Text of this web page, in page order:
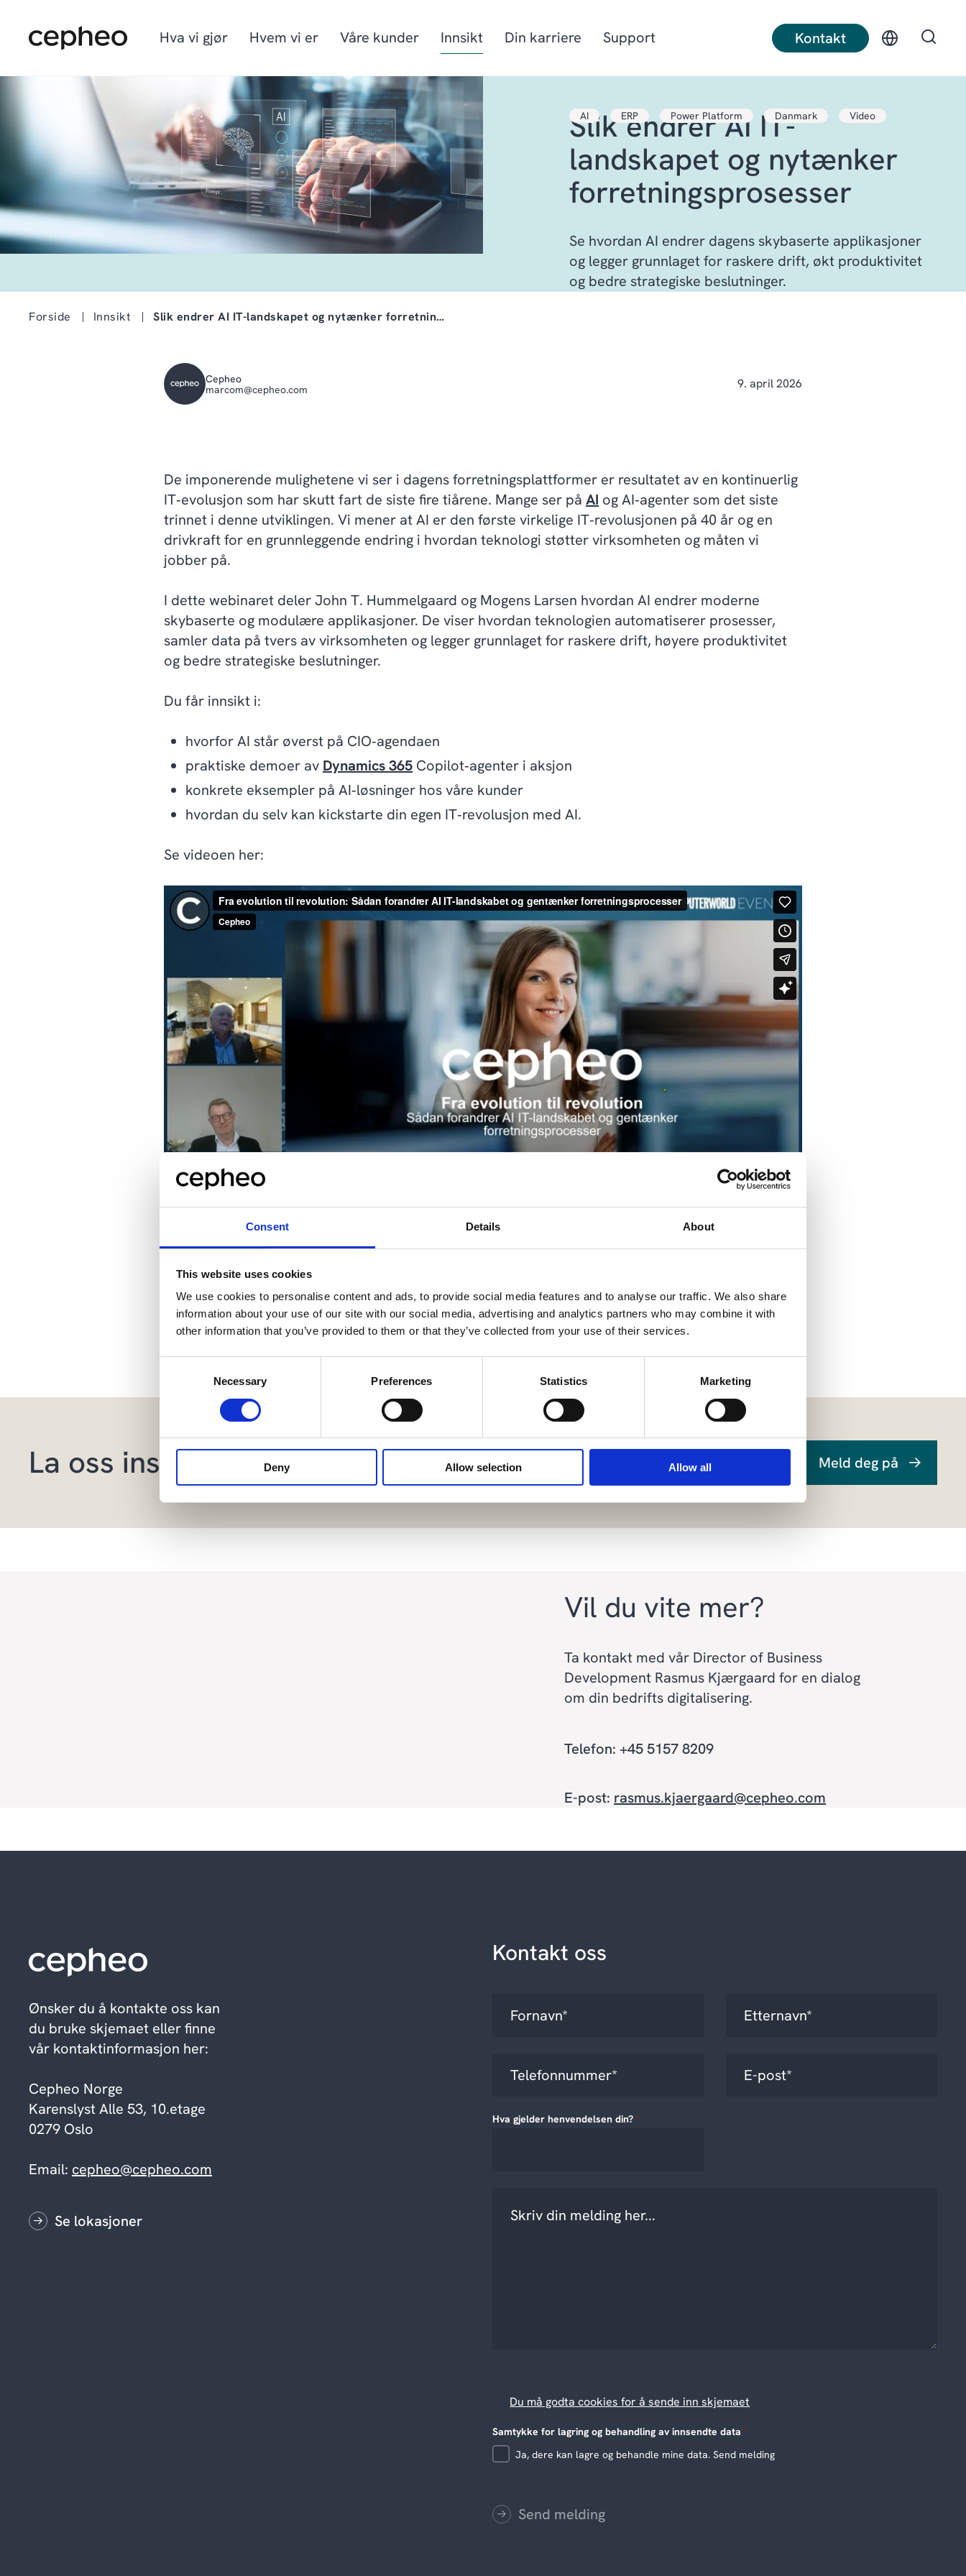
Consent Details About
This website uses cookies
We use cookies to personalise content and ads, to provide social media features and to analyse our traffic. We also share
information about your use of our site with our social media, advertising and analytics partners who may combine it with
other information that you’ve provided to them or that they’ve collected from your use of their services.
Necessary Preferences Statistics Marketing
Deny Allow selection Allow all
hovedinnhold
Hva vi gjør
Industrier Produksjon Prosjektorientert produksjon
Diskret produksjon
Mat & drikke
Fiskeri- og havbruksnæring
Bygg
Detaljhandel & Distribusjon
Energi
Løsninger
Cepheo Evergreen
Hvem vi er
Vi er Cepheo
Hvordan vi jobber
Våre kunder Innsikt Din karriere
Ledige stillinger
Graduate program
Support Kontakt
AI ERP Power Platform Danmark Video
Slik endrer AI IT-
landskapet og nytænker
forretningsprosesser
Se hvordan AI endrer dagens skybaserte applikasjoner
og legger grunnlaget for raskere drift, økt produktivitet
og bedre strategiske beslutninger.
Forside Innsikt Slik endrer AI IT-landskapet og nytænker forretnin…
Cepheo
marcom@cepheo.com
9. april 2026
De imponerende mulighetene vi ser i dagens forretningsplattformer er resultatet av en kontinuerlig
IT‑evolusjon som har skutt fart de siste fire tiårene. Mange ser på AI og AI‑agenter som det siste
trinnet i denne utviklingen. Vi mener at AI er den første virkelige IT‑revolusjonen på 40 år og en
drivkraft for en grunnleggende endring i hvordan teknologi støtter virksomheten og måten vi
jobber på.
I dette webinaret deler John T. Hummelgaard og Mogens Larsen hvordan AI endrer moderne
skybaserte og modulære applikasjoner. De viser hvordan teknologien automatiserer prosesser,
samler data på tvers av virksomheten og legger grunnlaget for raskere drift, høyere produktivitet
og bedre strategiske beslutninger.
Du får innsikt i:
hvorfor AI står øverst på CIO‑agendaen
praktiske demoer av Dynamics 365 Copilot‑agenter i aksjon
konkrete eksempler på AI‑løsninger hos våre kunder
hvordan du selv kan kickstarte din egen IT‑revolusjon med AI.
Se videoen her:
Del artikkel
La oss inspirere deg med nyheter og innsikt Meld deg på
Vil du vite mer?
Ta kontakt med vår Director of Business
Development Rasmus Kjærgaard for en dialog
om din bedrifts digitalisering.
Telefon: +45 5157 8209
E-post: rasmus.kjaergaard@cepheo.com
Ønsker du å kontakte oss kan
du bruke skjemaet eller finne
vår kontaktinformasjon her:
Cepheo Norge
Karenslyst Alle 53, 10.etage
0279 Oslo
Email: cepheo@cepheo.com
Se lokasjoner
Kontakt oss
Hva gjelder henvendelsen din?*
Du må godta cookies for å sende inn skjemaet
Samtykke for lagring og behandling av innsendte data*
Ja, dere kan lagre og behandle mine data. Send melding
Send melding